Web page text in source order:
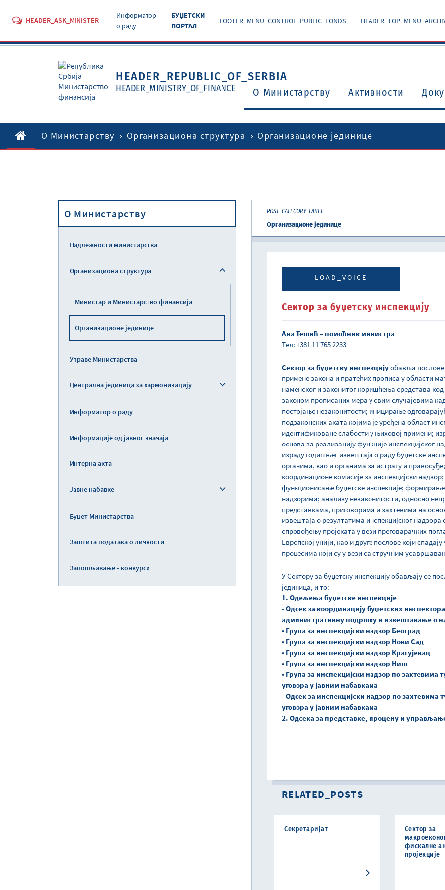
HEADER_ASK_MINISTER
Информатор
о раду
БУЏЕТСКИ
ПОРТАЛ
FOOTER_MENU_CONTROL_PUBLIC_FONDS
HEADER_REPUBLIC_OF_SERBIA
HEADER_MINISTRY_OF_FINANCE O Министарству Активности
O Министарству Организациона структура Организационе јединице
O Министарству
Надлежности министарства
Организациона структура
Министар и Министарство финансија
Организационе јединице
Управе Министарства
Централна јединица за хармонизацију
Информатор о раду
Информације од јавног значаја
Интерна акта
Јавне набавке
Буџет Министарства
Заштита података о личности
Запошљавање - конкурси
POST_CATEGORY_LABEL
Организационе јединице
LOAD_VOICE
Сектор за буџетску инспекцију
Ана Тешић – помоћник министра
Tел: +381 11 765 2233
Сектор за буџетску инспекцијуобавља послове
примене закона и пратећих прописа у области
наменског и законитог коришћења средстава
законом прописаних мера у свим случајевима
постојање незаконитости; иницирање
подзаконских аката којима је уређена област
идентификоване слабости у њиховој примени;
основа за реализацију функције инспекцијског
израду годишњег извештаја о раду буџетске
органима, као и органима за истрагу и
координационе комисије за инспекцијски
функционисање буџетске инспекције;
надзорима; анализу незаконитости, односно
представкама, приговорима и захтевима на
извештаја о резултатима инспекцијског
спровођењу пројеката у вези преговарачких
Европској унији, као и друге послове који
процесима који су у вези са стручним
У Сектору за буџетску инспекцију обављају се
јединица, и то:
1. Одељења буџетске инспекције
- Одсек за координацију буџетских
административну подршку и извештавање о
• Група за инспекцијски надзор Београд
• Група за инспекцијски надзор Нови Сад
• Група за инспекцијски надзор Крагујевац
• Група за инспекцијски надзор Ниш
• Група за инспекцијски надзор по
уговора у јавним набавкама
- Одсек за инспекцијски надзор по
уговора у јавним набавкама
2. Одсека за представке, процену и
RELATED_POSTS
Секретаријат
Сектор за
фискалне
пројекције